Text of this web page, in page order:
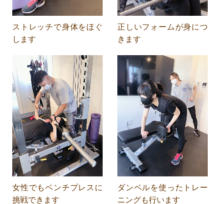
ストレッチで身体をほぐ
します
正しいフォームが身につ
きます
女性でもベンチプレスに
挑戦できます
ダンベルを使ったトレー
ニングも行います